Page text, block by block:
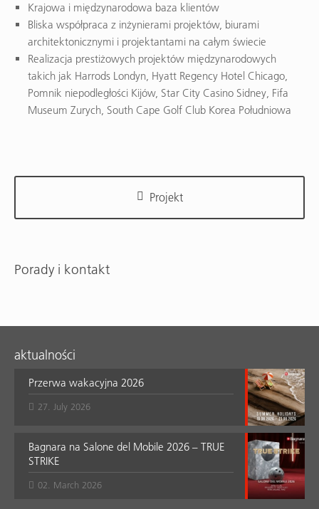
Krajowa i międzynarodowa baza klientów
Bliska współpraca z inżynierami projektów, biurami
architektonicznymi i projektantami na całym świecie
Realizacja prestiżowych projektów międzynarodowych
takich jak Harrods Londyn, Hyatt Regency Hotel Chicago,
Pomnik niepodległości Kijów, Star City Casino Sidney, Fifa
Museum Zurych, South Cape Golf Club Korea Południowa
Projekt
Porady i kontakt
aktualności
Przerwa wakacyjna 2026
27. July 2026
Bagnara na Salone del Mobile 2026 – TRUE
STRIKE
02. March 2026